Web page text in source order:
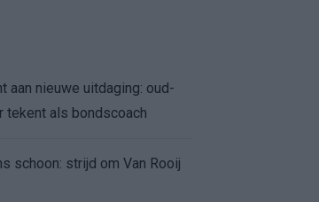
aan nieuwe uitdaging: oud-
tekent als bondscoach
schoon: strijd om Van Rooij